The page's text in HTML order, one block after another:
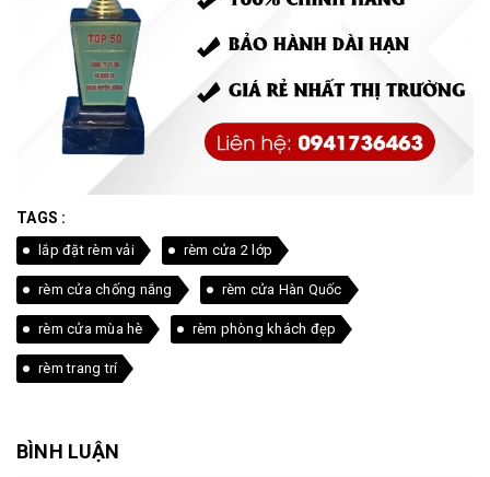
TAGS :
lắp đặt rèm vải rèm cửa 2 lớp
rèm cửa chống nắng rèm cửa Hàn Quốc
rèm cửa mùa hè rèm phòng khách đẹp
rèm trang trí
BÌNH LUẬN